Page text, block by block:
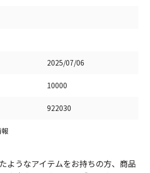
2025/07/06
10000
922030
ようなアイテムをお持ちの方、商品